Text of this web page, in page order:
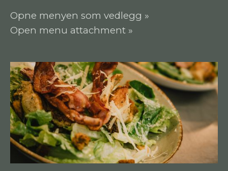
Opne menyen som vedlegg »
Open menu attachment »